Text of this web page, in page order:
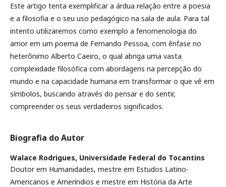
Este artigo tenta exemplificar a árdua relação entre a poesia
e a filosofia e o seu uso pedagógico na sala de aula. Para tal
intento utilizaremos como exemplo a fenomenologia do
amor em um poema de Fernando Pessoa, com ênfase no
heterônimo Alberto Caeiro, o qual abriga uma vasta
complexidade filosófica com abordagens na percepção do
mundo e na capacidade humana em transformar o que vê em
símbolos, buscando através do pensar e do sentir,
compreender os seus verdadeiros significados.
Biografia do Autor
Walace Rodrigues, Universidade Federal do Tocantins
Doutor em Humanidades, mestre em Estudos Latino-
Americanos e Ameríndios e mestre em História da Arte